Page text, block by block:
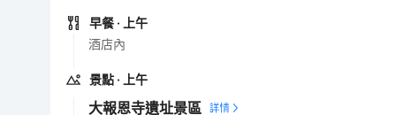
早餐 · 上午
酒店內
景點 · 上午
大報恩寺遺址景區